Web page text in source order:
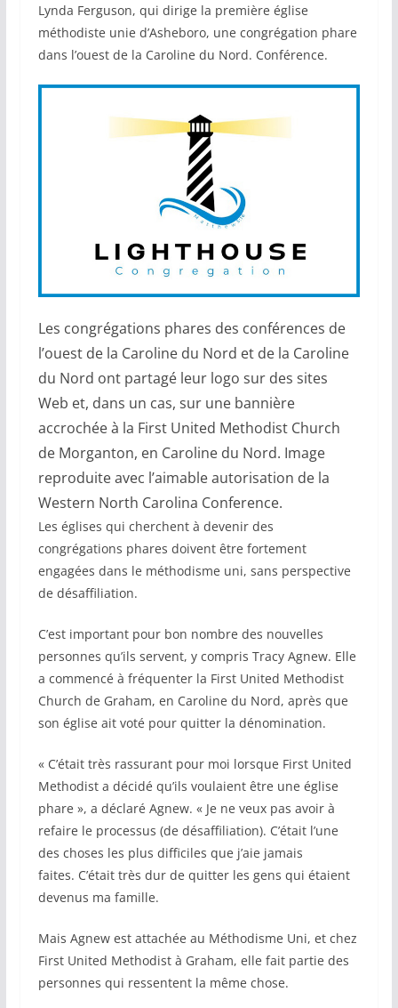
Lynda Ferguson, qui dirige la première église
méthodiste unie d’Asheboro, une congrégation phare
dans l’ouest de la Caroline du Nord. Conférence.
Les congrégations phares des conférences de
l’ouest de la Caroline du Nord et de la Caroline
du Nord ont partagé leur logo sur des sites
Web et, dans un cas, sur une bannière
accrochée à la First United Methodist Church
de Morganton, en Caroline du Nord. Image
reproduite avec l’aimable autorisation de la
Western North Carolina Conference.
Les églises qui cherchent à devenir des
congrégations phares doivent être fortement
engagées dans le méthodisme uni, sans perspective
de désaffiliation.
C’est important pour bon nombre des nouvelles
personnes qu’ils servent, y compris Tracy Agnew. Elle
a commencé à fréquenter la First United Methodist
Church de Graham, en Caroline du Nord, après que
son église ait voté pour quitter la dénomination.
« C’était très rassurant pour moi lorsque First United
Methodist a décidé qu’ils voulaient être une église
phare », a déclaré Agnew. « Je ne veux pas avoir à
refaire le processus (de désaffiliation). C’était l’une
des choses les plus difficiles que j’aie jamais
faites. C’était très dur de quitter les gens qui étaient
devenus ma famille.
Mais Agnew est attachée au Méthodisme Uni, et chez
First United Methodist à Graham, elle fait partie des
personnes qui ressentent la même chose.